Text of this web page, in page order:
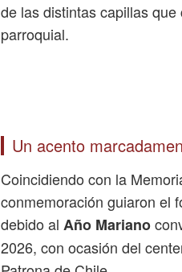
de las distintas capillas
parroquial.
Un acento
Coincidiendo con la
conmemoración guiaron el
debido al Año Mariano
2026, con ocasión del